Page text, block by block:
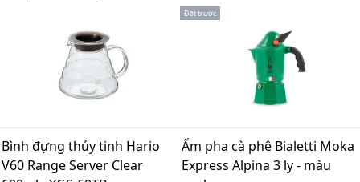
Bình đựng thủy tinh Hario
V60 Range Server Clear
Đặt trước
Ấm pha cà phê Bialetti Moka
Express Alpina 3 ly - màu